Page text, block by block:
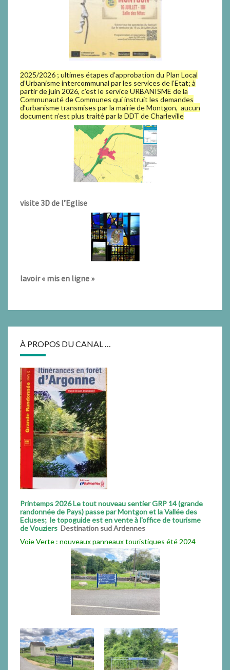
2025/2026 ; ultimes étapes d’approbation du Plan Local
d’Urbanisme intercommunal par les services de l’Etat; à
partir de juin 2026, c’est le service URBANISME de la
Communauté de Communes qui instruit les demandes
d’urbanisme transmises par la mairie de Montgon, aucun
document n’est plus traité par la DDT de Charleville
visite 3D de l’Eglise
lavoir « mis en ligne »
À PROPOS DU CANAL …
Printemps 2026 Le tout nouveau sentier GRP 14 (grande
randonnée de Pays) passe par Montgon et la Vallée des
Ecluses; le topoguide est en vente à l'office de tourisme
de Vouziers Destination sud Ardennes
Voie Verte : nouveaux panneaux touristiques été 2024